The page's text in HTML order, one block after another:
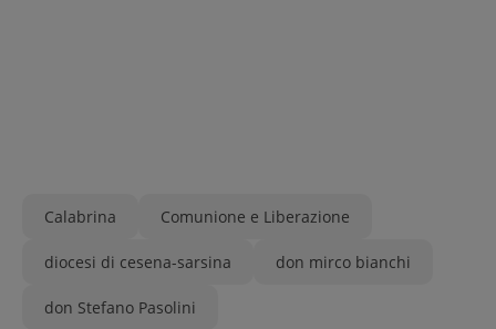
Calabrina Comunione e Liberazione
diocesi di cesena-sarsina don mirco bianchi
don Stefano Pasolini